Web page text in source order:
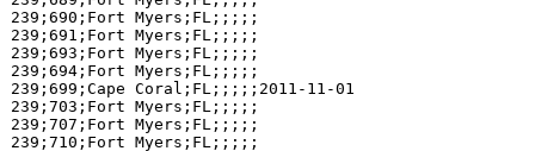
239;690;Fort Myers;FL;;;;;
239;691;Fort Myers;FL;;;;;
239;693;Fort Myers;FL;;;;;
239;694;Fort Myers;FL;;;;;
239;699;Cape Coral;FL;;;;;2011-11-01
239;703;Fort Myers;FL;;;;;
239;707;Fort Myers;FL;;;;;
239;710;Fort Myers;FL;;;;;